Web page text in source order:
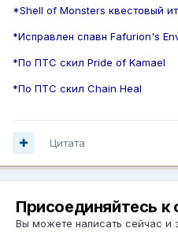
*Shell of Monsters квестовый
*Исправлен спавн Fafurion's
*По ПТС скил Pride of Kamael
*По ПТС скил Chain Heal
Цитата
Присоединяйтесь
Вы можете написать сейчас и